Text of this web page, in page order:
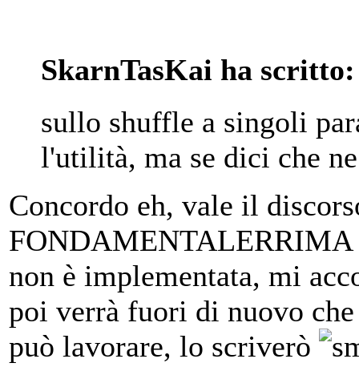
SkarnTasKai ha scritto:
sullo shuffle a singoli
l'utilità, ma se dici che
Concordo eh, vale il
FONDAMENTALERRIMA
non è implementata, mi
poi verrà fuori di nuovo
può lavorare, lo scriverò